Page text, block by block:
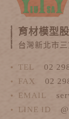
育材模型
台灣新北市
TEL
02
FAX
02
EMAIL
LINE ID